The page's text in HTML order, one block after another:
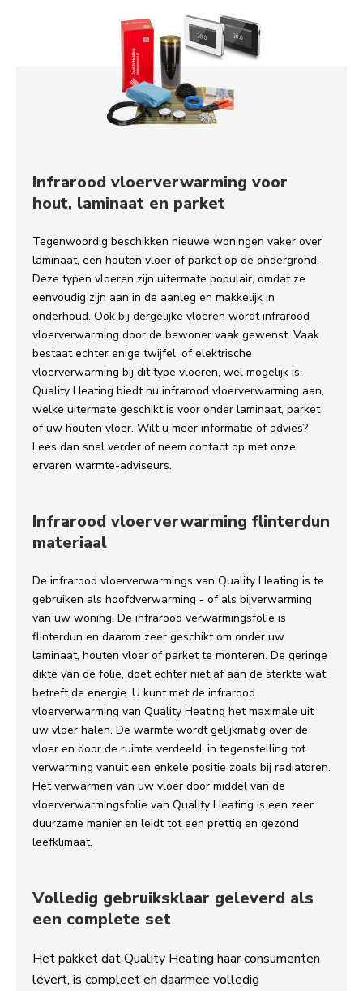
Infrarood vloerverwarming voor
hout, laminaat en parket
Tegenwoordig beschikken nieuwe woningen vaker over
laminaat, een houten vloer of parket op de ondergrond.
Deze typen vloeren zijn uitermate populair, omdat ze
eenvoudig zijn aan in de aanleg en makkelijk in
onderhoud. Ook bij dergelijke vloeren wordt infrarood
vloerverwarming door de bewoner vaak gewenst. Vaak
bestaat echter enige twijfel, of elektrische
vloerverwarming bij dit type vloeren, wel mogelijk is.
Quality Heating biedt nu infrarood vloerverwarming aan,
welke uitermate geschikt is voor onder laminaat, parket
of uw houten vloer. Wilt u meer informatie of advies?
Lees dan snel verder of neem contact op met onze
ervaren warmte-adviseurs.
Infrarood vloerverwarming flinterdun
materiaal
De infrarood vloerverwarmings van Quality Heating is te
gebruiken als hoofdverwarming - of als bijverwarming
van uw woning. De infrarood verwarmingsfolie is
flinterdun en daarom zeer geschikt om onder uw
laminaat, houten vloer of parket te monteren. De geringe
dikte van de folie, doet echter niet af aan de sterkte wat
betreft de energie. U kunt met de infrarood
vloerverwarming van Quality Heating het maximale uit
uw vloer halen. De warmte wordt gelijkmatig over de
vloer en door de ruimte verdeeld, in tegenstelling tot
verwarming vanuit een enkele positie zoals bij radiatoren.
Het verwarmen van uw vloer door middel van de
vloerverwarmingsfolie van Quality Heating is een zeer
duurzame manier en leidt tot een prettig en gezond
leefklimaat.
Volledig gebruiksklaar geleverd als
een complete set
Het pakket dat Quality Heating haar consumenten
levert, is compleet en daarmee volledig